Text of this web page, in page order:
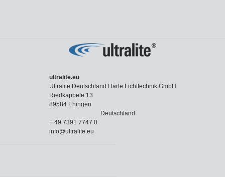
ultralite.eu
Ultralite Deutschland Härle Lichttechnik GmbH
Riedkäppele 13
89584 Ehingen
Deutschland
+ 49 7391 7747 0
info@ultralite.eu